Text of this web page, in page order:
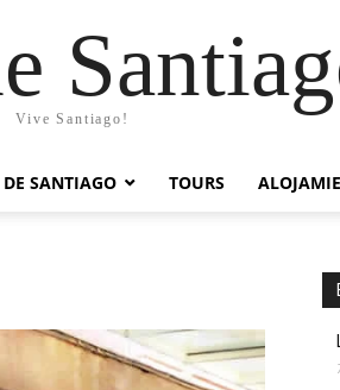
Vive Santiago!
DE SANTIAGO TOURS